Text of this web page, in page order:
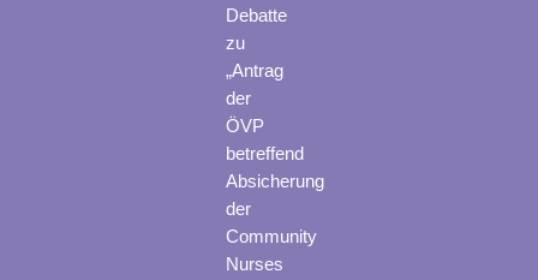
Debatte
zu
„Antrag
der
ÖVP
betreffend
Absicherung
der
Community
Nurses